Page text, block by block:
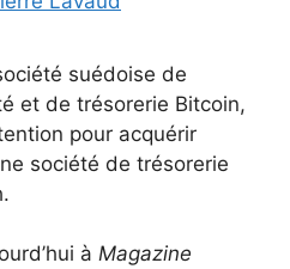
suédoise de
et de trésorerie Bitcoin,
pour acquérir
société de trésorerie
à Magazine